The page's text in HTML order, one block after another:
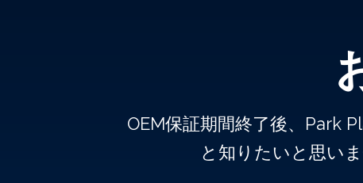
OEM保証期間終了後、Park
と知りたいと思い